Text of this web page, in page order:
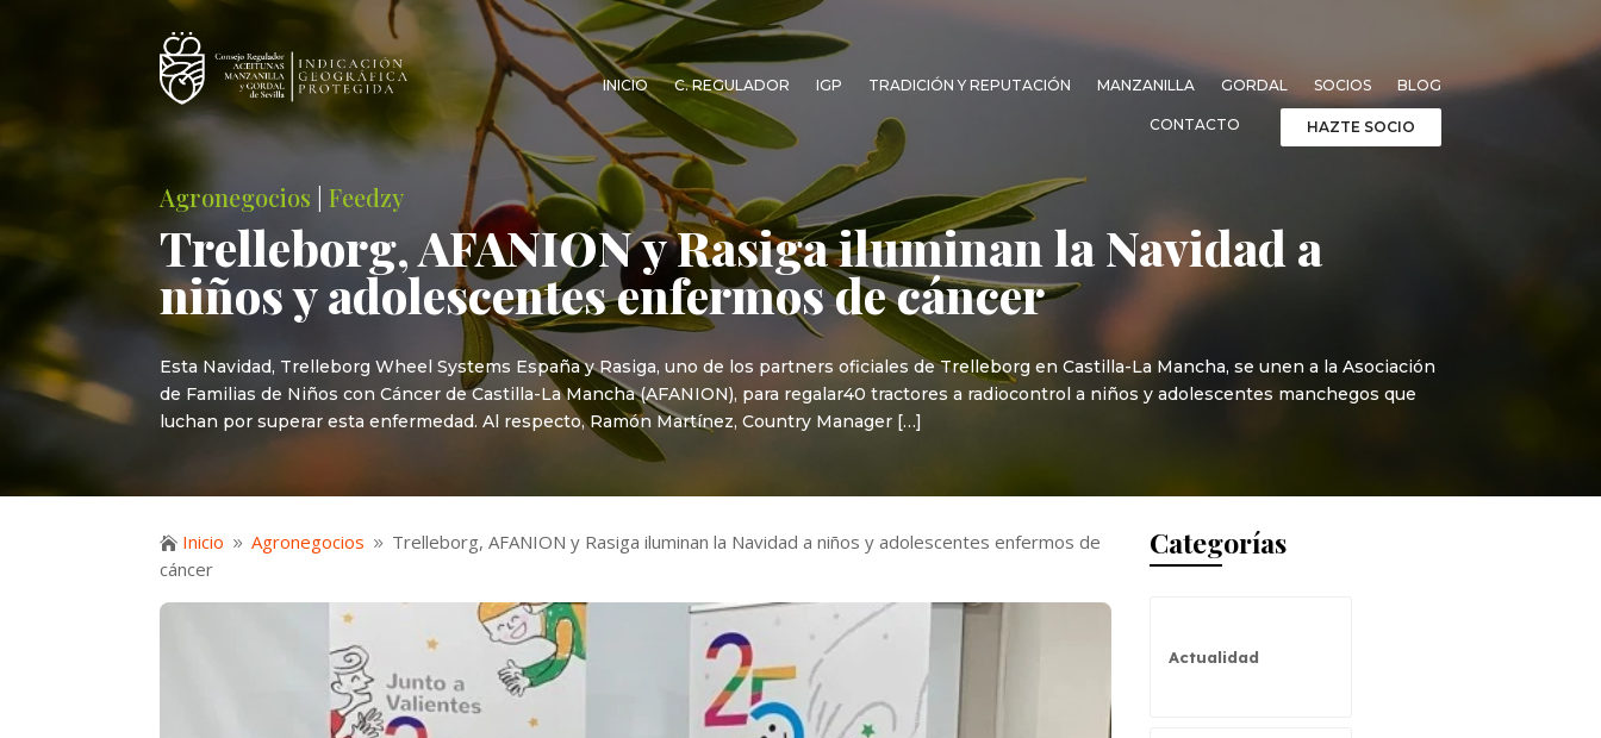
INICIO C. REGULADOR IGP TRADICIÓN Y REPUTACIÓN MANZANILLA GORDAL SOCIOS BLOG
CONTACTO HAZTE SOCIO
Agronegocios |Feedzy
Trelleborg, AFANION y Rasiga iluminan la Navidad a
niños y adolescentes enfermos de cáncer
Esta Navidad, Trelleborg Wheel Systems España y Rasiga, uno de los partners oficiales de Trelleborg en Castilla-La Mancha, se unen a la Asociación
de Familias de Niños con Cáncer de Castilla-La Mancha (AFANION), para regalar40 tractores a radiocontrol a niños y adolescentes manchegos que
luchan por superar esta enfermedad. Al respecto, Ramón Martínez, Country Manager […]
 Inicio 9 Agronegocios 9 Trelleborg, AFANION y Rasiga iluminan la Navidad a niños y adolescentes enfermos de
cáncer
Categorías
Actualidad